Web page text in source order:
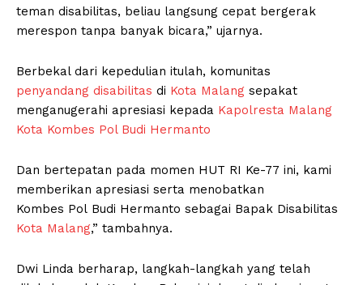
teman disabilitas, beliau langsung cepat bergerak
merespon tanpa banyak bicara,” ujarnya.
Berbekal dari kepedulian itulah, komunitas
penyandang disabilitas di Kota Malang sepakat
menganugerahi apresiasi kepada Kapolresta Malang
Kota Kombes Pol Budi Hermanto
Dan bertepatan pada momen HUT RI Ke-77 ini, kami
memberikan apresiasi serta menobatkan
Kombes Pol Budi Hermanto sebagai Bapak Disabilitas
Kota Malang,” tambahnya.
Dwi Linda berharap, langkah-langkah yang telah